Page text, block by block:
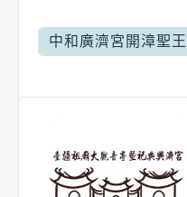
中和廣濟宮開漳聖王